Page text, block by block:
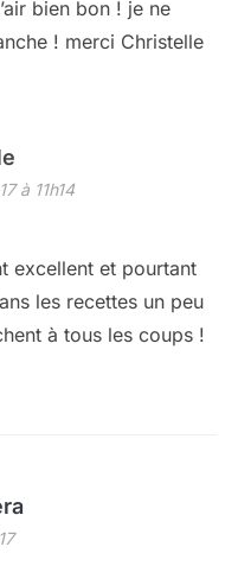
bien bon ! je ne
! merci Christelle
à 11h14
excellent et pourtant
les recettes un peu
à tous les coups !